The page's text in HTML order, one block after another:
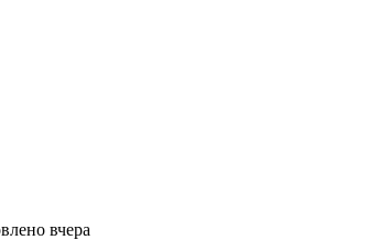
вчера